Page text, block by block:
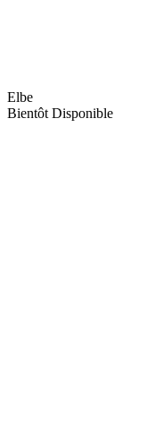
Elbe
Bientôt Disponible